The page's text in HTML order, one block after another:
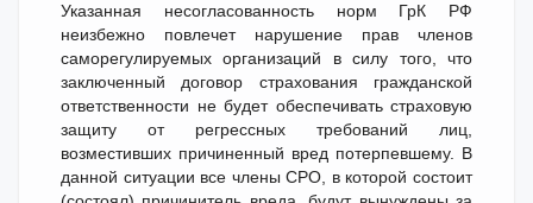
Указанная несогласованность норм ГрК РФ
неизбежно повлечет нарушение прав членов
саморегулируемых организаций в силу того, что
заключенный договор страхования гражданской
ответственности не будет обеспечивать страховую
защиту от регрессных требований лиц,
возместивших причиненный вред потерпевшему. В
данной ситуации все члены СРО, в которой состоит